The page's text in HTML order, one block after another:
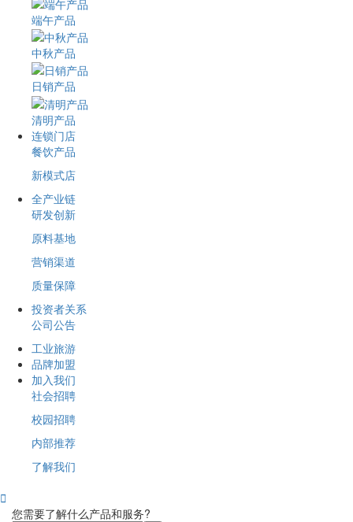
端午产品
中秋产品
日销产品
清明产品
连锁门店
餐饮产品
新模式店
全产业链
研发创新
原料基地
营销渠道
质量保障
投资者关系
公司公告
工业旅游
品牌加盟
加入我们
社会招聘
校园招聘
内部推荐
了解我们

您需要了解什么产品和服务?